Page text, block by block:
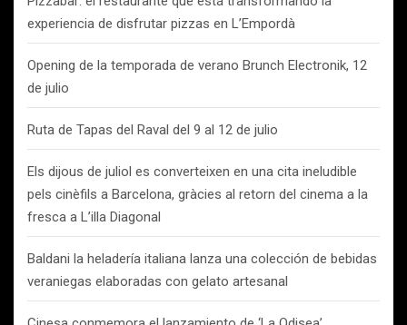
experiencia de disfrutar pizzas en L’Empordà
Opening de la temporada de verano Brunch Electronik, 12
de julio
Ruta de Tapas del Raval del 9 al 12 de julio
Els dijous de juliol es converteixen en una cita ineludible
pels cinèfils a Barcelona, gràcies al retorn del cinema a la
fresca a L’illa Diagonal
Baldani la heladería italiana lanza una colección de bebidas
veraniegas elaboradas con gelato artesanal